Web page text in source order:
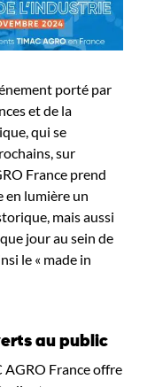
porté par
et de la
, qui se
sur
France prend
en lumière un
mais aussi
jour au sein de
le « made in
au public
France offre